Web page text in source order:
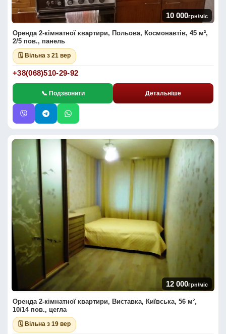
10 000грн/міс
Оренда 2-кімнатної квартири, Польова, Космонавтів, 45 м²,
2/5 пов., панель
🗓 Вільна з 21 вер
+38(068)510-29-92
📞 Подзвонити Детальніше
12 000грн/міс
Оренда 2-кімнатної квартири, Виставка, Київська, 56 м²,
10/14 пов., цегла
🗓 Вільна з 19 вер